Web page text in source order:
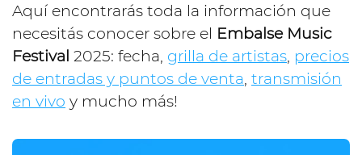
Aquí encontrarás toda la información que
necesitás conocer sobre el Embalse Music
Festival 2025: fecha, grilla de artistas, precios
de entradas y puntos de venta, transmisión
en vivo y mucho más!